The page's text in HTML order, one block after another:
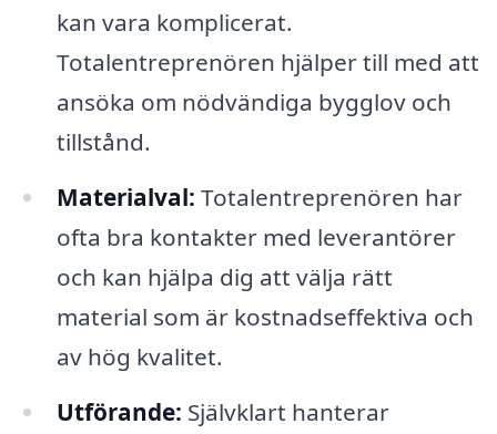
kan vara komplicerat.
Totalentreprenören hjälper till med att
ansöka om nödvändiga bygglov och
tillstånd.
Materialval: Totalentreprenören har
ofta bra kontakter med leverantörer
och kan hjälpa dig att välja rätt
material som är kostnadseffektiva och
av hög kvalitet.
Utförande: Självklart hanterar